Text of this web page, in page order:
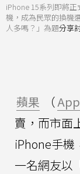
iPhone 15系列即將
機，成為民眾的換機
人多嗎？」為題分享
蘋果 （
賣，而市面
iPhone手機
一名網友以